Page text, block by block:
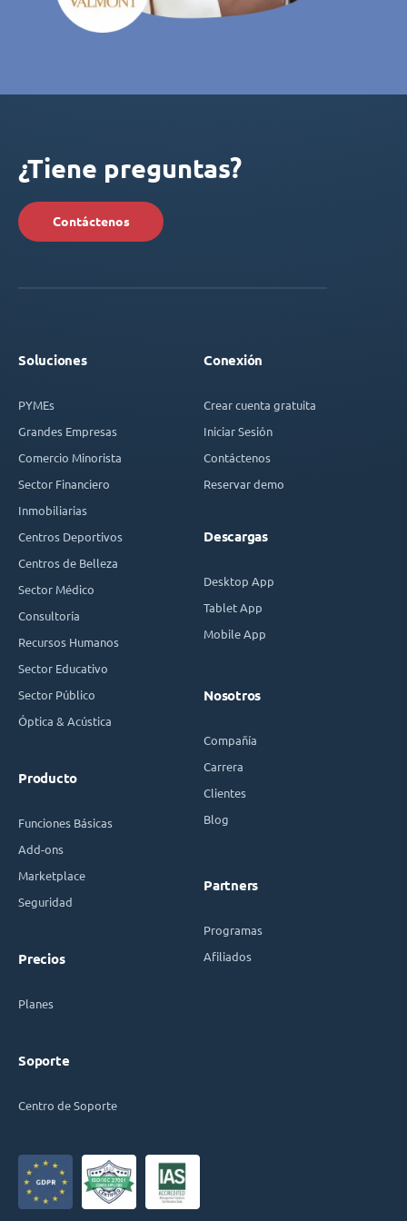
¿Tiene preguntas?
Contáctenos
Soluciones
PYMEs
Grandes Empresas
Comercio Minorista
Sector Financiero
Inmobiliarias
Centros Deportivos
Centros de Belleza
Sector Médico
Consultoría
Recursos Humanos
Sector Educativo
Sector Público
Óptica & Acústica
Producto
Funciones Básicas
Add-ons
Marketplace
Seguridad
Precios
Planes
Soporte
Centro de Soporte
Conexión
Crear cuenta gratuita
Iniciar Sesión
Contáctenos
Reservar demo
Descargas
Desktop App
Tablet App
Mobile App
Nosotros
Compañía
Carrera
Clientes
Blog
Partners
Programas
Afiliados